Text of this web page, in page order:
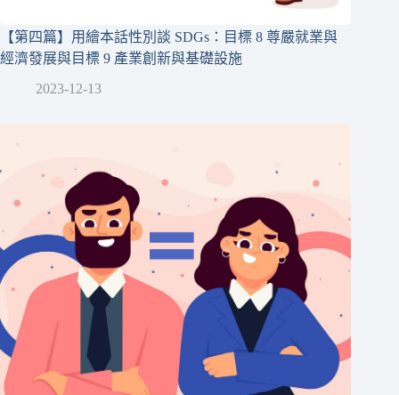
【第四篇】用繪本話性別談 SDGs：目標 8 尊嚴就業與
經濟發展與目標 9 產業創新與基礎設施
2023-12-13